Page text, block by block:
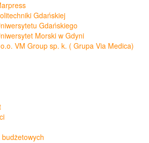
Gdańskiej
Gdańskiego
Morski w Gdyni
VM Group sp. k. ( Grupa Via Medica)